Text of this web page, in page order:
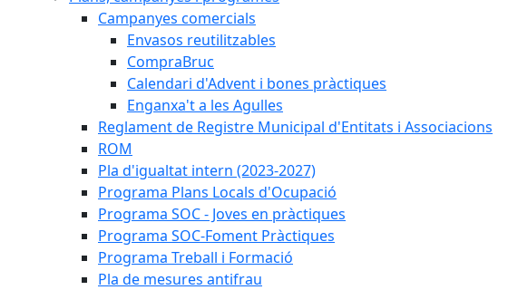
Campanyes comercials
Envasos reutilitzables
CompraBruc
Calendari d'Advent i bones pràctiques
Enganxa't a les Agulles
Reglament de Registre Municipal d'Entitats i Associacions
ROM
Pla d'igualtat intern (2023-2027)
Programa Plans Locals d'Ocupació
Programa SOC - Joves en pràctiques
Programa SOC-Foment Pràctiques
Programa Treball i Formació
Pla de mesures antifrau